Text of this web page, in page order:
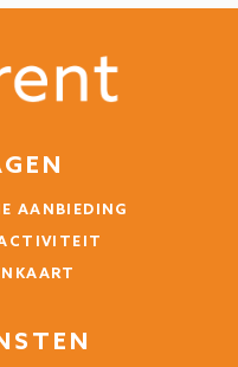
AANBIEDING